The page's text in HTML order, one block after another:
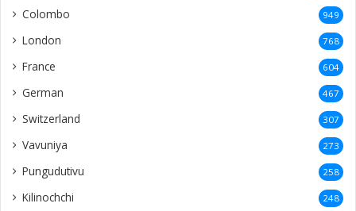
Colombo 949
London 768
France 604
German 467
Switzerland 307
Vavuniya 273
Pungudutivu 258
Kilinochchi 248